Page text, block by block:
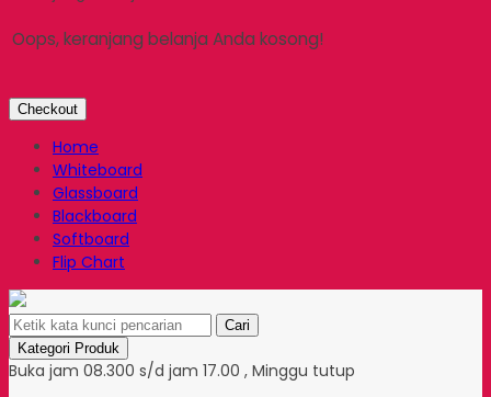
Oops, keranjang belanja Anda kosong!
Checkout
Home
Whiteboard
Glassboard
Blackboard
Softboard
Flip Chart
Cari
Kategori Produk
Buka jam 08.300 s/d jam 17.00 , Minggu tutup